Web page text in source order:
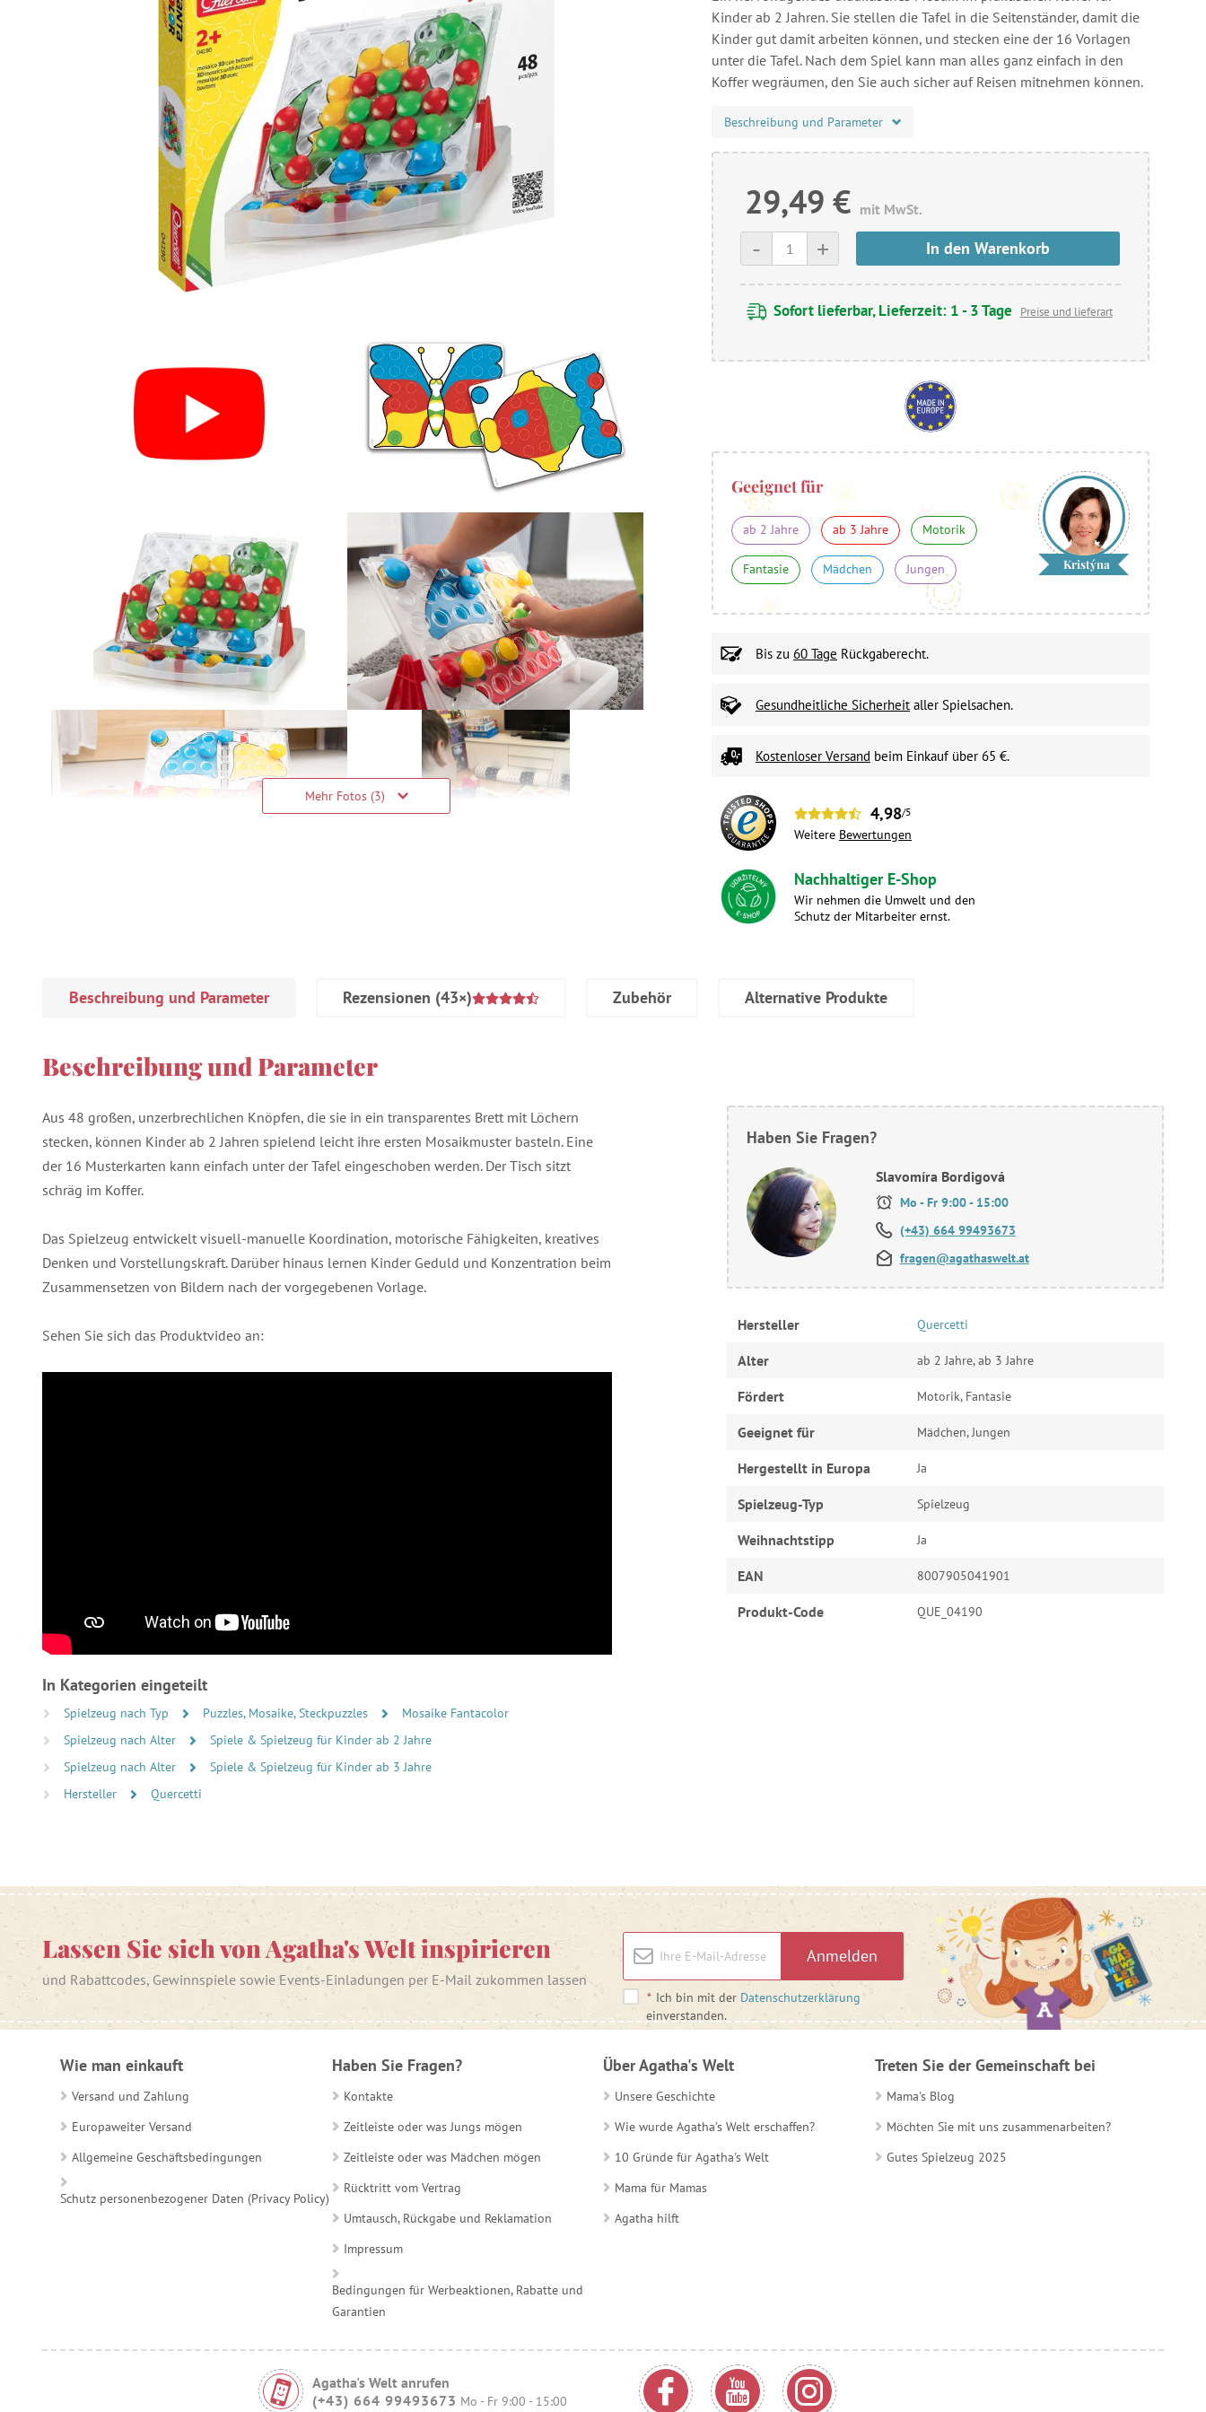
Mehr Fotos (3)
Kinder ab 2 Jahren. Sie stellen die Tafel in die Seitenständer, damit die
Kinder gut damit arbeiten können, und stecken eine der 16 Vorlagen
unter die Tafel. Nach dem Spiel kann man alles ganz einfach in den
Koffer wegräumen, den Sie auch sicher auf Reisen mitnehmen können.
Beschreibung und Parameter
29,49 € mit MwSt.
+
- In den Warenkorb
Sofort lieferbar, Lieferzeit: 1 - 3 Tage Preise und lieferart
Geeignet für
ab 2 Jahre ab 3 Jahre Motorik
Fantasie Mädchen Jungen Kristýna
Bis zu 60 Tage Rückgaberecht.
Gesundheitliche Sicherheit aller Spielsachen.
Kostenloser Versand beim Einkauf über 65 €.
4,98/5
Weitere Bewertungen
Nachhaltiger E-Shop
Wir nehmen die Umwelt und den
Schutz der Mitarbeiter ernst.
Beschreibung und Parameter Rezensionen (43×) Zubehör Alternative Produkte
Beschreibung und Parameter
Aus 48 großen, unzerbrechlichen Knöpfen, die sie in ein transparentes Brett mit Löchern
stecken, können Kinder ab 2 Jahren spielend leicht ihre ersten Mosaikmuster basteln. Eine
der 16 Musterkarten kann einfach unter der Tafel eingeschoben werden. Der Tisch sitzt
schräg im Koffer.
Das Spielzeug entwickelt visuell-manuelle Koordination, motorische Fähigkeiten, kreatives
Denken und Vorstellungskraft. Darüber hinaus lernen Kinder Geduld und Konzentration beim
Zusammensetzen von Bildern nach der vorgegebenen Vorlage.
Sehen Sie sich das Produktvideo an:
In Kategorien eingeteilt
Spielzeug nach Typ Puzzles, Mosaike, Steckpuzzles
Mosaike Fantacolor
Spielzeug nach Alter
Spiele & Spielzeug für Kinder ab 2 Jahre
Spielzeug nach Alter
Spiele & Spielzeug für Kinder ab 3 Jahre
Hersteller
Quercetti
Haben Sie Fragen?
Slavomíra Bordigová
Mo - Fr 9:00 - 15:00
(+43) 664 99493673
fragen@agathaswelt.at
Hersteller Quercetti
Alter ab 2 Jahre, ab 3 Jahre
Fördert Motorik, Fantasie
Geeignet für Mädchen, Jungen
Hergestellt in Europa Ja
Spielzeug-Typ Spielzeug
Weihnachtstipp Ja
EAN 8007905041901
Produkt-Code QUE_04190
Lassen Sie sich von Agatha's Welt inspirieren
und Rabattcodes, Gewinnspiele sowie Events-Einladungen per E-Mail zukommen lassen
Anmelden
* Ich bin mit der Datenschutzerklärung
einverstanden.
Wie man einkauft
Versand und Zahlung
Europaweiter Versand
Allgemeine Geschäftsbedingungen
Schutz personenbezogener Daten (Privacy Policy)
Haben Sie Fragen?
Kontakte
Zeitleiste oder was Jungs mögen
Zeitleiste oder was Mädchen mögen
Rücktritt vom Vertrag
Umtausch, Rückgabe und Reklamation
Impressum
Bedingungen für Werbeaktionen, Rabatte und
Garantien
Über Agatha's Welt
Unsere Geschichte
Wie wurde Agatha’s Welt erschaffen?
10 Gründe für Agatha's Welt
Mama für Mamas
Agatha hilft
Treten Sie der Gemeinschaft bei
Mama's Blog
Möchten Sie mit uns zusammenarbeiten?
Gutes Spielzeug 2025
Agatha's Welt anrufen
(+43) 664 99493673 Mo - Fr 9:00 - 15:00